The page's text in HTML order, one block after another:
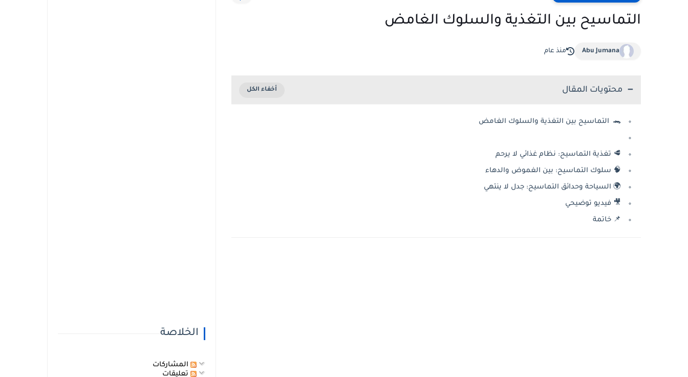
التماسيح بين التغذية والسلوك الغامض
Abu Jumana منذ عام
محتويات المقال
🐊 التماسيح بين التغذية والسلوك الغامض
🥩 تغذية التماسيح: نظام غذائي لا يرحم
🧠 سلوك التماسيح: بين الغموض والدهاء
🌍 السياحة وحدائق التماسيح: جدل لا ينتهي
🎥 فيديو توضيحي
📌 خاتمة
الخلاصة
المشاركات
تعليقات